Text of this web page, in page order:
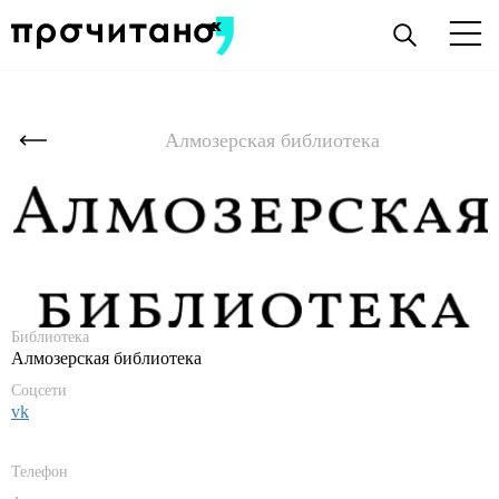
Алмозерская библиотека
Библиотека
Алмозерская библиотека
Соцсети
vk
Телефон